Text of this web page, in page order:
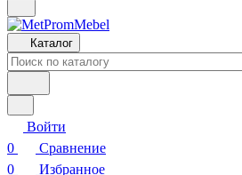
Каталог
Войти
0
Сравнение
0
Избранное